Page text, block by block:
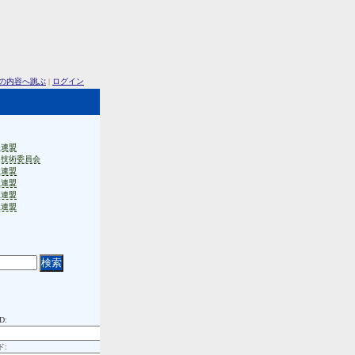
内容へ跳ぶ | ログイン
盟
術委員会
盟
盟
盟
盟
: